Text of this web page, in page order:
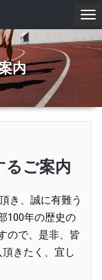
内
るご案内
き、誠に有難う
100年の歴史の
ので、是非、皆
きたく、宜し